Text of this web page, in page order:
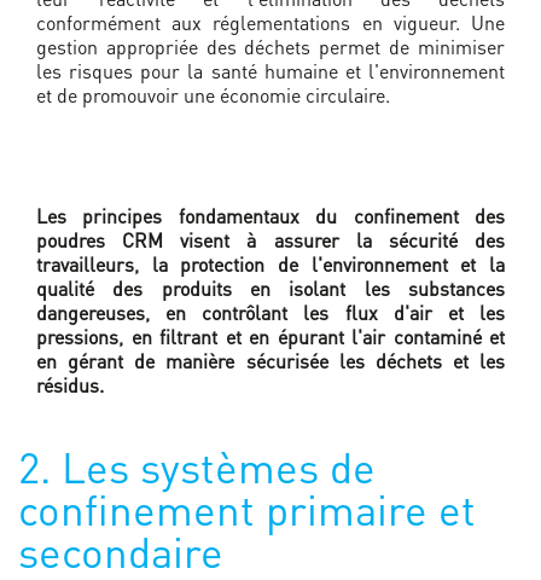
conformément aux réglementations en vigueur. Une
gestion appropriée des déchets permet de minimiser
les risques pour la santé humaine et l'environnement
et de promouvoir une économie circulaire.
Les principes fondamentaux du confinement des
poudres CRM visent à assurer la sécurité des
travailleurs, la protection de l'environnement et la
qualité des produits en isolant les substances
dangereuses, en contrôlant les flux d'air et les
pressions, en filtrant et en épurant l'air contaminé et
en gérant de manière sécurisée les déchets et les
résidus.
2. Les systèmes de
confinement primaire et
secondaire